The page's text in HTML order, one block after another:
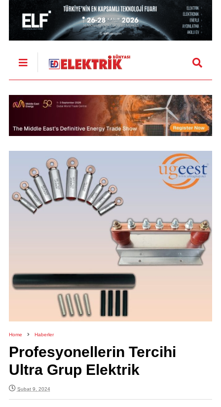
Home Haberler
Profesyonellerin Tercihi
Ultra Grup Elektrik
Şubat 9, 2024